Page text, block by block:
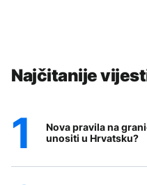
Najčitanije
Nova pravila na
unositi u Hrvatsku?